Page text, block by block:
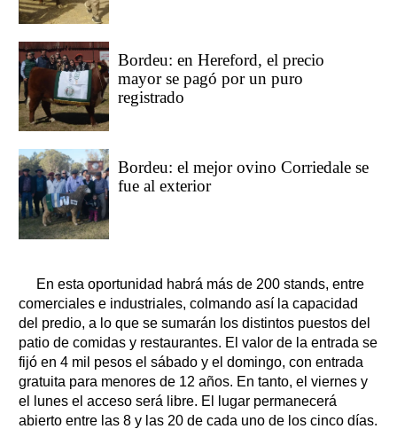
Bordeu: en Hereford, el precio
mayor se pagó por un puro
registrado
Bordeu: el mejor ovino Corriedale se
fue al exterior
En esta oportunidad habrá más de 200 stands, entre
comerciales e industriales, colmando así la capacidad
del predio, a lo que se sumarán los distintos puestos del
patio de comidas y restaurantes. El valor de la entrada se
fijó en 4 mil pesos el sábado y el domingo, con entrada
gratuita para menores de 12 años. En tanto, el viernes y
el lunes el acceso será libre. El lugar permanecerá
abierto entre las 8 y las 20 de cada uno de los cinco días.